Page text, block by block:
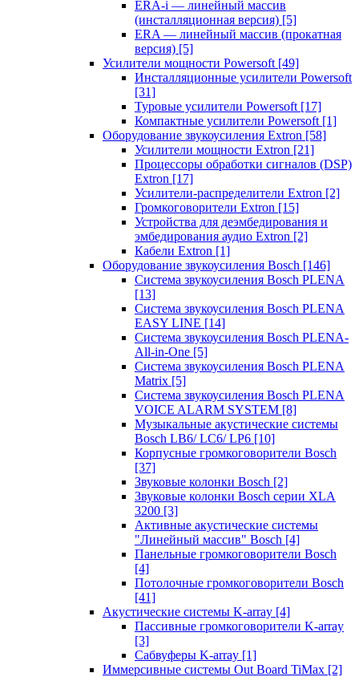
ERA-i — линейный массив
(инсталляционная версия) [5]
ERA — линейный массив (прокатная
версия) [5]
Усилители мощности Powersoft [49]
Инсталляционные усилители Powersoft
[31]
Туровые усилители Powersoft [17]
Компактные усилители Powersoft [1]
Оборудование звукоусиления Extron [58]
Усилители мощности Extron [21]
Процессоры обработки сигналов (DSP)
Extron [17]
Усилители-распределители Extron [2]
Громкоговорители Extron [15]
Устройства для деэмбедирования и
эмбедирования аудио Extron [2]
Кабели Extron [1]
Оборудование звукоусиления Bosch [146]
Система звукоусиления Bosch PLENA
[13]
Система звукоусиления Bosch PLENA
EASY LINE [14]
Система звукоусиления Bosch PLENA-
All-in-One [5]
Система звукоусиления Bosch PLENA
Matrix [5]
Система звукоусиления Bosch PLENA
VOICE ALARM SYSTEM [8]
Музыкальные акустические системы
Bosch LB6/ LC6/ LP6 [10]
Корпусные громкоговорители Bosch
[37]
Звуковые колонки Bosch [2]
Звуковые колонки Bosch серии XLA
3200 [3]
Активные акустические системы
"Линейный массив" Bosch [4]
Панельные громкоговорители Bosch
[4]
Потолочные громкоговорители Bosch
[41]
Акустические системы K-array [4]
Пассивные громкоговорители K-array
[3]
Сабвуферы K-array [1]
Иммерсивные системы Out Board TiMax [2]